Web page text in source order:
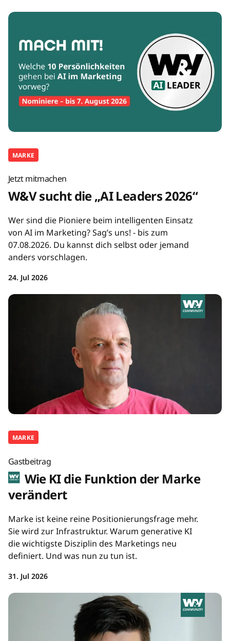
MARKE
Jetzt mitmachen
W&V sucht die „AI Leaders 2026“
Wer sind die Pioniere beim intelligenten Einsatz
von AI im Marketing? Sag’s uns! - bis zum
07.08.2026. Du kannst dich selbst oder jemand
anders vorschlagen.
24. Jul 2026
MARKE
Gastbeitrag
Wie KI die Funktion der Marke
verändert
Marke ist keine reine Positionierungsfrage mehr.
Sie wird zur Infrastruktur. Warum generative KI
die wichtigste Disziplin des Marketings neu
definiert. Und was nun zu tun ist.
31. Jul 2026